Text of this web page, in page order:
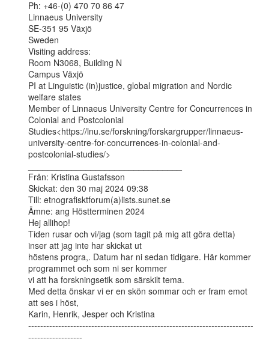
Ph: +46-(0) 470 70 86 47
Linnaeus University
SE-351 95 Växjö
Sweden
Visiting address:
Room N3068, Building N
Campus Växjö
PI at Linguistic (in)justice, global migration and Nordic
welfare states
Member of Linnaeus University Centre for Concurrences in
Colonial and Postcolonial
Studies<https://lnu.se/forskning/forskargrupper/linnaeus-
university-centre-for-concurrences-in-colonial-and-
postcolonial-studies/>
Från: Kristina Gustafsson
Skickat: den 30 maj 2024 09:38
Till: etnografisktforum(a)lists.sunet.se
Ämne: ang Höstterminen 2024
Hej allihop!
Tiden rusar och vi/jag (som tagit på mig att göra detta)
inser att jag inte har skickat ut
höstens progra,. Datum har ni sedan tidigare. Här kommer
programmet och som ni ser kommer
vi att ha forskningsetik som särskilt tema.
Med detta önskar vi er en skön sommar och er fram emot
att ses i höst,
Karin, Henrik, Jesper och Kristina
---------------------------------------------------------------------------
------------------